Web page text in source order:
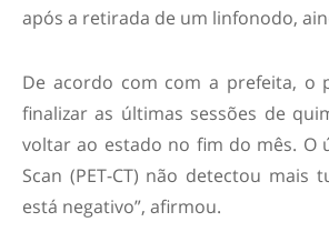
após a retirada de um linfonodo,
De acordo com com a prefeita, o
finalizar as últimas sessões de
voltar ao estado no fim do mês. O
Scan (PET-CT) não detectou mais
está negativo”, afirmou.